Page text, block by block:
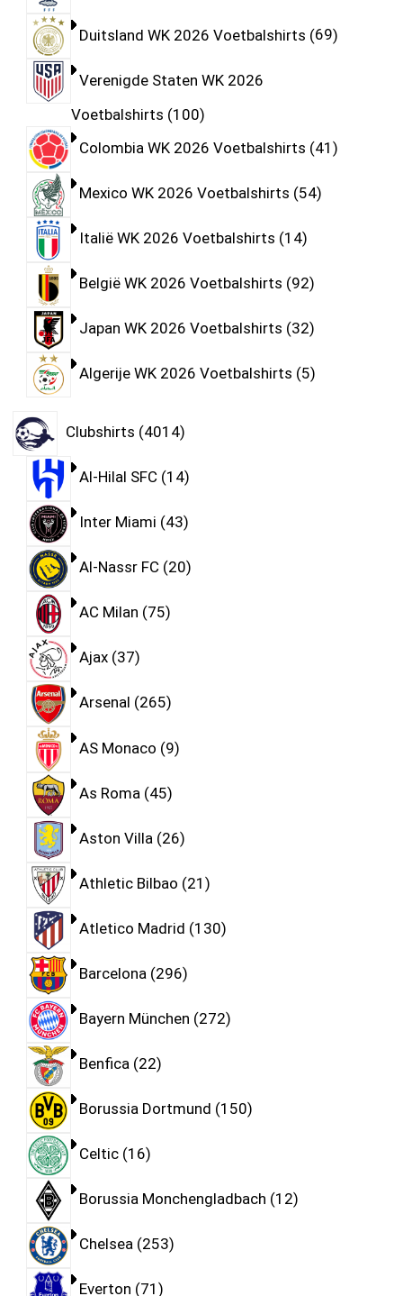
Duitsland WK 2026 Voetbalshirts 69
Verenigde Staten WK 2026
Voetbalshirts 100
Colombia WK 2026 Voetbalshirts 41
Mexico WK 2026 Voetbalshirts 54
Italië WK 2026 Voetbalshirts 14
België WK 2026 Voetbalshirts 92
Japan WK 2026 Voetbalshirts 32
Algerije WK 2026 Voetbalshirts 5
Clubshirts 4014
Al-Hilal SFC 14
Inter Miami 43
Al-Nassr FC 20
AC Milan 75
Ajax 37
Arsenal 265
AS Monaco 9
As Roma 45
Aston Villa 26
Athletic Bilbao 21
Atletico Madrid 130
Barcelona 296
Bayern München 272
Benfica 22
Borussia Dortmund 150
Celtic 16
Borussia Monchengladbach 12
Chelsea 253
Everton 71